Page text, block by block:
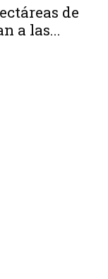
de
a las...